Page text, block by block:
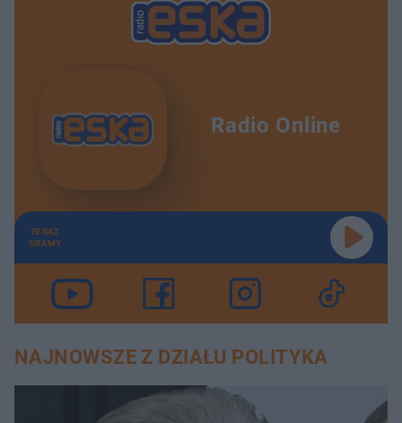
Radio Online
TERAZ
GRAMY
NAJNOWSZE Z DZIAŁU POLITYKA